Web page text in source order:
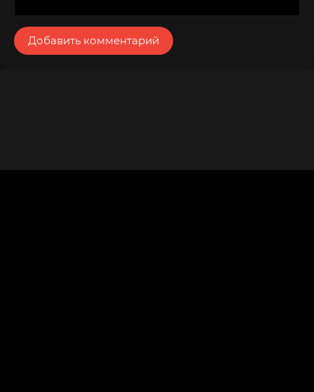
Добавить комментарий